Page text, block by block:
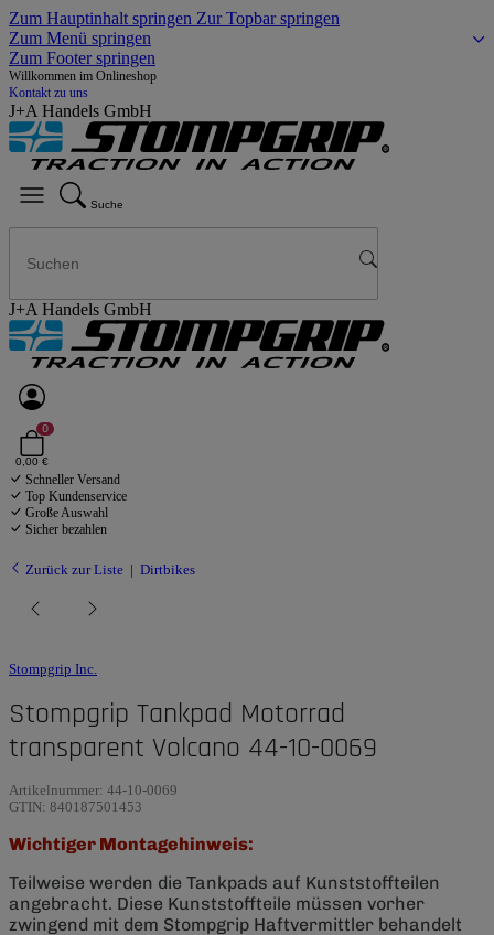
Zum Hauptinhalt springen Zur Topbar springen
Zum Menü springen
Zum Footer springen
Willkommen im Onlineshop
Kontakt zu uns
J+A Handels GmbH
Suche
J+A Handels GmbH
0
0,00 €
Schneller Versand
Top Kundenservice
Große Auswahl
Sicher bezahlen
Zurück zur Liste Dirtbikes
Stompgrip Inc.
Stompgrip Tankpad Motorrad
transparent Volcano 44-10-0069
Artikelnummer: 44-10-0069
GTIN: 840187501453
Wichtiger Montagehinweis:
Teilweise werden die Tankpads auf Kunststoffteilen
angebracht. Diese Kunststoffteile müssen vorher
zwingend mit dem Stompgrip Haftvermittler behandelt